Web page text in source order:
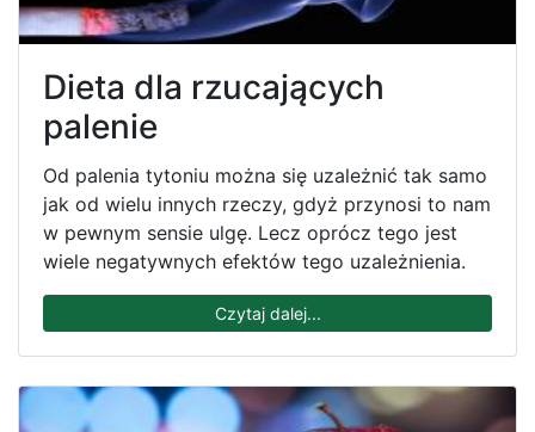
Dieta dla rzucających
palenie
Od palenia tytoniu można się uzależnić tak samo
jak od wielu innych rzeczy, gdyż przynosi to nam
w pewnym sensie ulgę. Lecz oprócz tego jest
wiele negatywnych efektów tego uzależnienia.
Czytaj dalej...